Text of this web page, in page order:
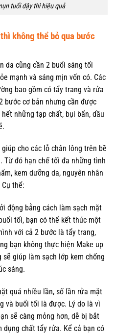
tuổi dậy thì hiệu quả
không thể bỏ qua bước
da cũng cần 2 buổi sáng tối
mạnh và sáng mịn vốn có. Các
bao gồm có tẩy trang và rửa
bước cơ bản nhưng cần được
những tạp chất, bụi bẩn, dầu
cho các lỗ chân lông trên bề
Từ đó hạn chế tối đa những tình
kem dưỡng da, nguyên nhân
thể:
động bằng cách làm sạch mặt
tối, bạn có thể kết thúc một
với cả 2 bước là tẩy trang,
bạn không thực hiện Make up
giúp làm sạch lớp kem chống
sáng.
quá nhiều lần, số lần rửa mặt
và buổi tối là được. Lý do là vì
sẽ càng mỏng hơn, dễ bị bắt
chất tẩy rửa. Kể cả bạn có